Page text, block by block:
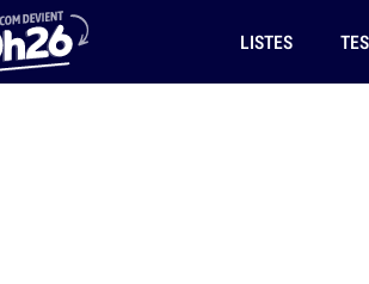
LISTES